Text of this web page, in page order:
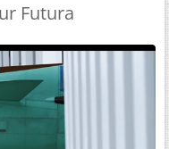
Futura